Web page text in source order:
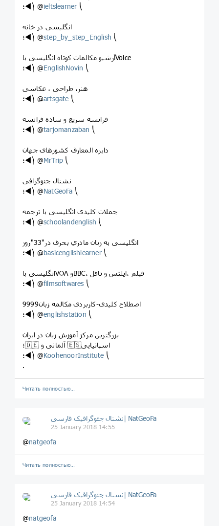
؛◄⎞ @ieltslearner ⎝
انگلیسی در خانه
؛◄⎞ @step_by_step_English ⎝
آرشیو مکالمات کوتاه انگلیسی باVoice
؛◄⎞ @EnglishNovin ⎝
هنر، طراحی ، عکاسی
؛◄⎞ @artsgate ⎝
فرانسه سریع و ساده فرانسه
؛◄⎞ @tarjomanzaban ⎝
دایره المعارف کشورهای جهان
؛◄⎞ @MrTrip ⎝
نشنال جئوگرافی
؛◄⎞ @NatGeoFa ⎝
جملات کلیدی انگلیسی با ترجمه
؛◄⎞ @schoolandenglish ⎝
انگلیسی به زبان مادري بحرف در"33"روز
؛◄⎞ @basicenglishlearner⎝
انگلیسی باVOA وBBC، فیلم ،ایلتس و تافل
؛◄⎞ @filmsoftwares ⎝
9999اصطلاح کلیدی-کاربردی مکالمه زبان
؛◄⎞ @englishstation ⎝
بزرگترین مرکز آموزش زبان در ایران
؛🇩🇪 آلمانی و 🇪🇸اسپانیایی
؛◄⎞ @KoohenoorInstitute ⎝
.
Читать полностью…
نشنال جئوگرافیک فارسی| NatGeoFa
25 January 2018 14:55
@natgeofa
Читать полностью…
نشنال جئوگرافیک فارسی| NatGeoFa
25 January 2018 14:54
@natgeofa